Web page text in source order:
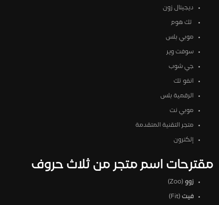
ديجيتال زون
تك هوم
موبي بلس
سوفت وير
جي شوب
انفو تك
الرقمية بلس
موبي نت
متجر التقنية المتقدمة
إلكترون
مقترحات اسم متجر من ثلاث حروف
زوو (Zoo)
فيت (Fit)